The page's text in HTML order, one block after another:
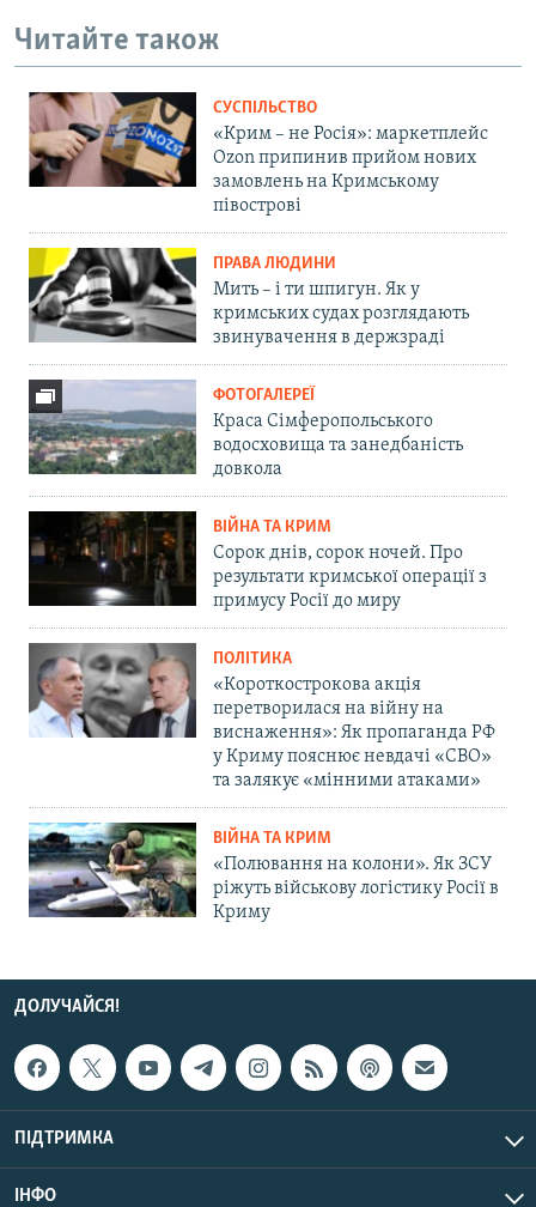
Читайте також
СУСПІЛЬСТВО
«Крим – не Росія»: маркетплейс
Ozon припинив прийом нових
замовлень на Кримському
півострові
ПРАВА ЛЮДИНИ
Мить – і ти шпигун. Як у
кримських судах розглядають
звинувачення в держзраді
ФОТОГАЛЕРЕЇ
Краса Сімферопольського
водосховища та занедбаність
довкола
ВІЙНА ТА КРИМ
Сорок днів, сорок ночей. Про
результати кримської операції з
примусу Росії до миру
ПОЛІТИКА
«Короткострокова акція
перетворилася на війну на
виснаження»: Як пропаганда РФ
у Криму пояснює невдачі «СВО»
та залякує «мінними атаками»
ВІЙНА ТА КРИМ
«Полювання на колони». Як ЗСУ
ріжуть військову логістику Росії в
Криму
ДОЛУЧАЙСЯ!
ПІДТРИМКА
ІНФО